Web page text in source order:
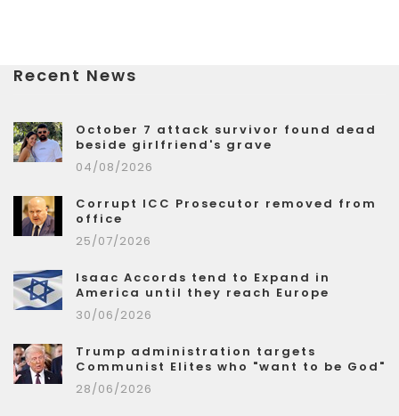
Recent News
October 7 attack survivor found dead
beside girlfriend's grave
04/08/2026
Corrupt ICC Prosecutor removed from
office
25/07/2026
Isaac Accords tend to Expand in
America until they reach Europe
30/06/2026
Trump administration targets
Communist Elites who "want to be God"
28/06/2026